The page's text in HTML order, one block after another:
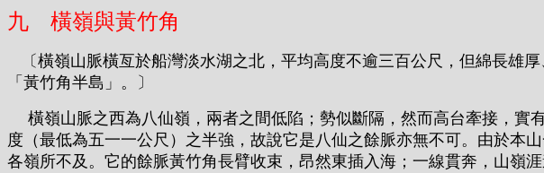
九 橫嶺與黃竹角
〔橫嶺山脈橫亙於船灣淡水湖之北，平均高度不逾三百公尺，但綿長
「黃竹角半島」。〕
橫嶺山脈之西為八仙嶺，兩者之間低陷；勢似斷隔，然而高台牽接，實
度（最低為五一一公尺）之半強，故說它是八仙之餘脈亦無不可。由於本
各嶺所不及。它的餘脈黃竹角長臂收束，昂然東插入海；一線貫奔，山嶺